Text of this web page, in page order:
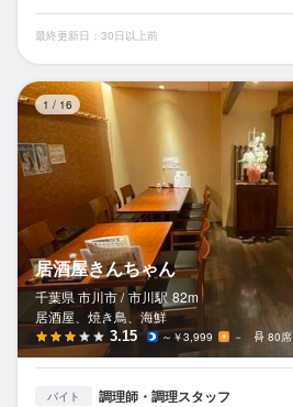
最終更新日：30日以上前
1 / 16
居酒屋きんちゃん
千葉県 市川市 / 市川駅 82m
居酒屋、焼き鳥、海鮮
3.15 ～￥3,999 － 80席
バイト 調理師・調理スタッフ